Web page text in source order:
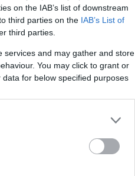
on the IAB’s list of downstream
third parties on the IAB’s List of
third parties.
services and may gather and store
You may click to grant or
for below specified purposes
tra
di rete stia
giganti